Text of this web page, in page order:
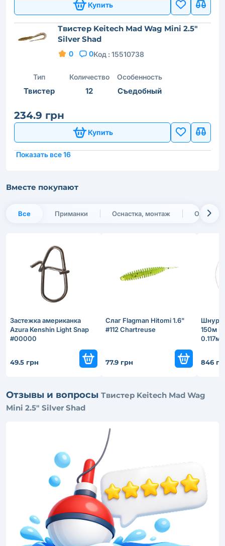
Купить
Твистер Keitech Mad Wag Mini 2.5"
Silver Shad
0 0Код : 15510738
Тип
Твистер
Количество
12
Особенность
Съедобный
234.9 грн
Купить
Показать все 16
Вместе покупают
Все Приманки Оснастка, монтаж Одежда,
Застежка американка
Azura Kenshin Light Snap
#00000
49.5 грн
Слаг Flagman Hitomi 1.6"
#112 Chartreuse
77.9 грн
Шнур
150м
0.117мм
846
Отзывы и вопросы Твистер Keitech Mad Wag
Mini 2.5" Silver Shad